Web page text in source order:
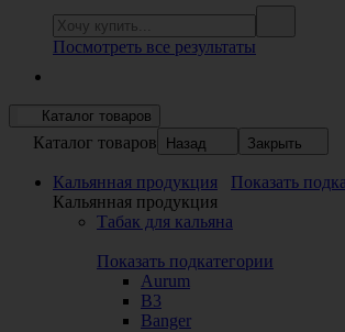
Посмотреть все результаты
Каталог товаров
Каталог товаров Назад Закрыть
Кальянная продукция
Показать
Кальянная продукция
Табак для кальяна
Показать подкатегории
Aurum
B3
Banger